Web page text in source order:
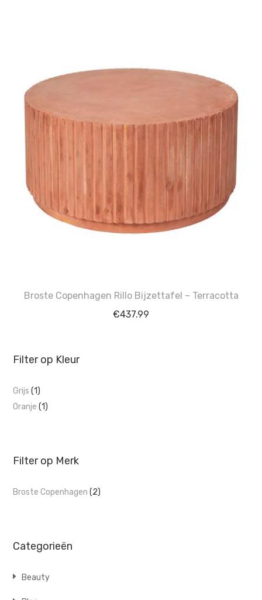
Broste Copenhagen Rillo Bijzettafel – Terracotta
€437.99
Filter op Kleur
Grijs (1)
Oranje (1)
Filter op Merk
Broste Copenhagen (2)
Categorieën
Beauty